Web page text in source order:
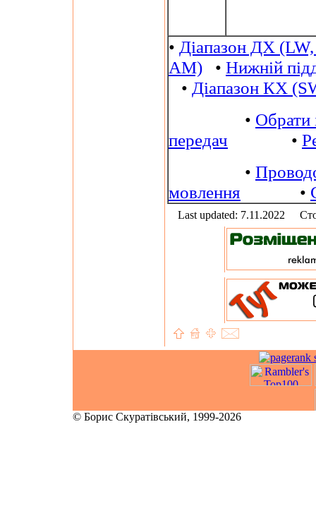
• Діапазон ДХ
AM) • Нижній
• Діапазон КХ
• Обрати
передач •
•
мовлення •
Last updated: 7.11.2022
© Борис Скуратівський, 1999-2026